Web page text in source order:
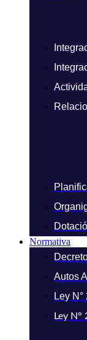
Normativa
Autos
Ley
Ley N°